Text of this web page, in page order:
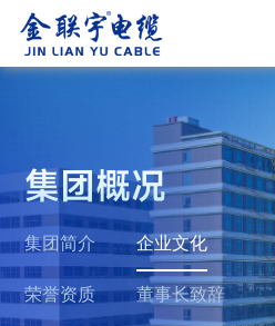
集团概况
集团简介 企业文化
荣誉资质 董事长致辞